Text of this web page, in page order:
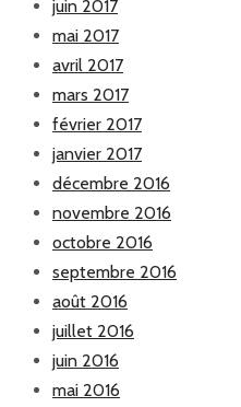
juin 2017
mai 2017
avril 2017
mars 2017
février 2017
janvier 2017
décembre 2016
novembre 2016
octobre 2016
septembre 2016
août 2016
juillet 2016
juin 2016
mai 2016